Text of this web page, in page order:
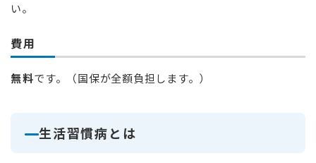
い。
費用
無料です。（国保が全額負担します。）
生活習慣病とは